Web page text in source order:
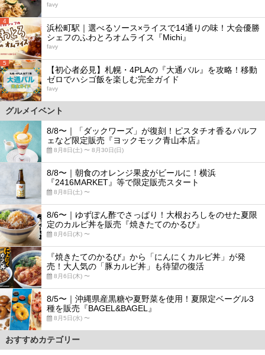
favy
4
浜松町駅｜選べるソース×ライスで14通りの味！大会優勝
シェフのふわとろオムライス『Michi』
favy
5
【初心者必見】札幌・4PLAの『大通バル』を攻略！移動
ゼロでハシゴ飯を楽しむ完全ガイド
favy
グルメイベント
8/8〜｜「ダックワーズ」が復刻！ピスタチオ香るパルフ
ェなど限定販売『ヨックモック青山本店』
8月8日(土) 〜 8月30日(日)
8/8〜｜朝食のオレンジ果皮がビールに！横浜
『2416MARKET』等で限定販売スタート
8月8日(土) 〜
8/6〜｜ゆずぽん酢でさっぱり！大根おろしをのせた夏限
定のカルビ丼を販売『焼きたてのかるび』
8月6日(木) 〜
『焼きたてのかるび』から「にんにくカルビ丼」が発
売！大人気の「豚カルビ丼」も待望の復活
8月6日(木) 〜
8/5〜｜沖縄県産黒糖や夏野菜を使用！夏限定ベーグル3
種を販売『BAGEL&BAGEL』
8月5日(水) 〜
おすすめカテゴリー